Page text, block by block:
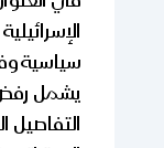
سياسية
يشمل رفض
التفاصيل